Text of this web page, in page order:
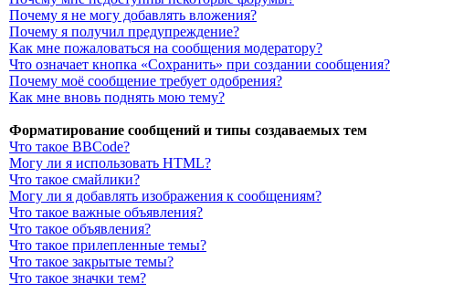
Почему я не могу добавлять вложения?
Почему я получил предупреждение?
Как мне пожаловаться на сообщения модератору?
Что означает кнопка «Сохранить» при создании сообщения?
Почему моё сообщение требует одобрения?
Как мне вновь поднять мою тему?
Форматирование сообщений и типы создаваемых тем
Что такое BBCode?
Могу ли я использовать HTML?
Что такое смайлики?
Могу ли я добавлять изображения к сообщениям?
Что такое важные объявления?
Что такое объявления?
Что такое прилепленные темы?
Что такое закрытые темы?
Что такое значки тем?